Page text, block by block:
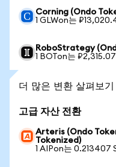
Corning (Ondo
1 GLWon는
RoboStrategy
1 BOTon는
더 많은 변환 살펴보기
고급 자산 전환
Arteris (Ondo
Tokenized)
1 AIPon는 0.213407